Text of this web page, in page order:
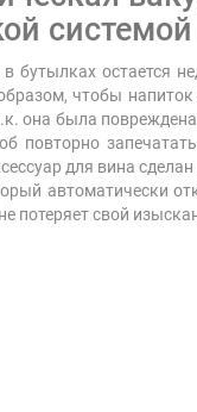
бутылках остается
чтобы
она была
повторно
для вина
автоматически
потеряет свой